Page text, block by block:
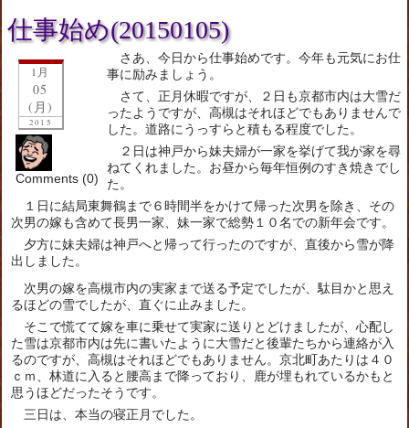
仕事始め(20150105)
1月
05
(月)
2015
Comments (0)
さあ、今日から仕事始めです。今年も元気にお仕
事に励みましょう。
さて、正月休暇ですが、２日も京都市内は大雪だ
ったようですが、高槻はそれほどでもありませんで
した。道路にうっすらと積もる程度でした。
２日は神戸から妹夫婦が一家を挙げて我が家を尋
ねてくれました。お昼から毎年恒例のすき焼きでし
た。
１日に結局東舞鶴まで６時間半をかけて帰った次男を除き、その
次男の嫁も含めて長男一家、妹一家で総勢１０名での新年会です。
夕方に妹夫婦は神戸へと帰って行ったのですが、直後から雪が降
出しました。
次男の嫁を高槻市内の実家まで送る予定でしたが、駄目かと思え
るほどの雪でしたが、直ぐに止みました。
そこで慌てて嫁を車に乗せて実家に送りとどけましたが、心配し
た雪は京都市内は先に書いたように大雪だと後輩たちから連絡が入
るのですが、高槻はそれほどでもありません。京北町あたりは４０
ｃｍ、林道に入ると腰高まで降っており、鹿が埋もれているかもと
思うほどだったそうです。
三日は、本当の寝正月でした。